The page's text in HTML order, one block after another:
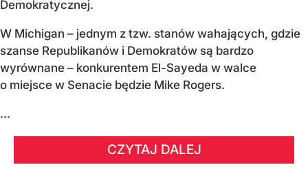
Demokratycznej.
W Michigan – jednym z tzw. stanów wahających, gdzie
szanse Republikanów i Demokratów są bardzo
wyrównane – konkurentem El-Sayeda w walce
o miejsce w Senacie będzie Mike Rogers.
...
CZYTAJ DALEJ